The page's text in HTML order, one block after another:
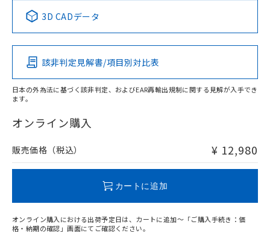
以上、n: 36mm以上
検出領域
Pb Hg Cd Cr(VI)
O
在庫等で未対応品が混在する可能性があります。
問い合わせください。
この製品の規格認証/適合状況ページへ
その他の認証はこちらのページからご検索ください
3D CADデータ
該非判定見解書/項目別対比表
日本の外為法に基づく該非判定、およびEAR再輸出規制に関する見解が入手でき
ます。
オンライン購入
販売価格（税込） ¥ 12,980
カートに追加
オンライン購入における出荷予定日は、カートに追加～「ご購入手続き：価
格・納期の確認」画面にてご確認ください。